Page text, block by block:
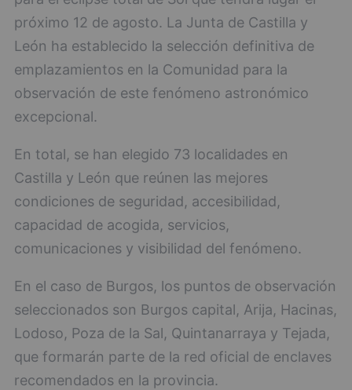
próximo 12 de agosto. La Junta de Castilla y
León ha establecido la selección definitiva de
emplazamientos en la Comunidad para la
observación de este fenómeno astronómico
excepcional.
En total, se han elegido 73 localidades en
Castilla y León que reúnen las mejores
condiciones de seguridad, accesibilidad,
capacidad de acogida, servicios,
comunicaciones y visibilidad del fenómeno.
En el caso de Burgos, los puntos de observación
seleccionados son Burgos capital, Arija, Hacinas,
Lodoso, Poza de la Sal, Quintanarraya y Tejada,
que formarán parte de la red oficial de enclaves
recomendados en la provincia.